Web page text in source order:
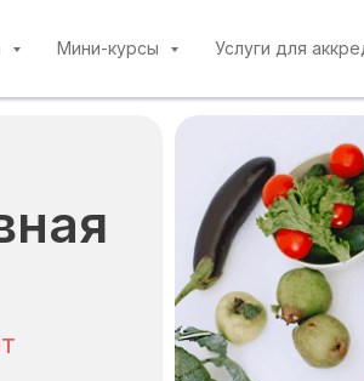
Мини-курсы Услуги для